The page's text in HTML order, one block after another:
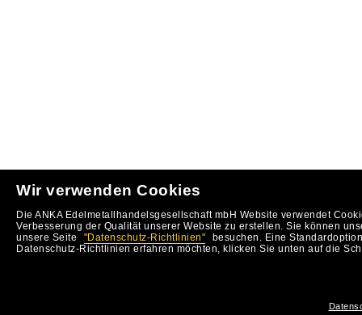
Wir verwenden Cookies
Die ANKA Edelmetallhandelsgesellschaft mbH Website verwendet
Verbesserung der Qualität unserer Website zu erstellen. Sie können
unsere Seite
"Datenschutz-Richtlinien"
besuchen. Eine
Datenschutz-Richtlinien erfahren möchten, klicken Sie unten auf die